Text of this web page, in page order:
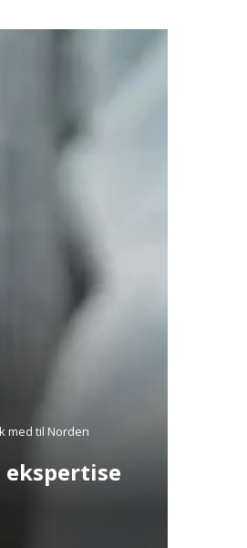
med til Norden